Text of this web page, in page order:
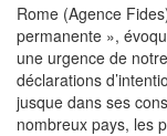
Rome (Agence
permanente »,
une urgence de
déclarations
jusque dans ses
nombreux pays, les